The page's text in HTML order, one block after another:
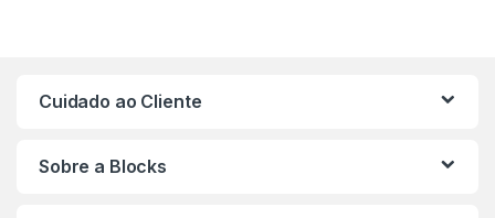
Cuidado ao Cliente
Sobre a Blocks